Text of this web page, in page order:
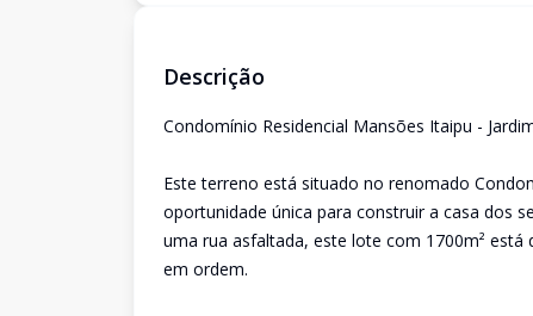
Descrição
Condomínio Residencial Mansões Itaipu -
Este terreno está situado no renomado
oportunidade única para construir a casa dos
uma rua asfaltada, este lote com 1700m²
em ordem.